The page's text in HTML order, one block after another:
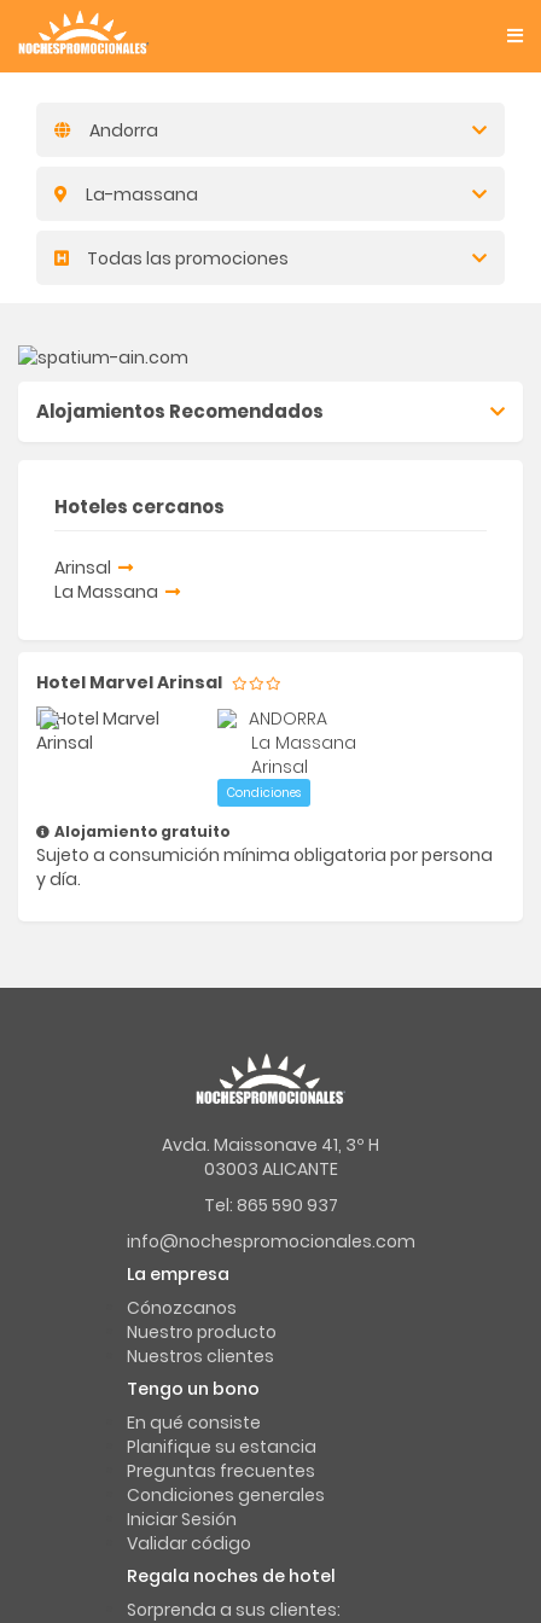
Andorra
La-massana
Todas las promociones
Alojamientos Recomendados
Hoteles cercanos
Arinsal
La Massana
Hotel Marvel Arinsal
ANDORRA
La Massana
Arinsal
Condiciones
Alojamiento gratuito
Sujeto a consumición mínima obligatoria por persona
y día.
Avda. Maissonave 41, 3º H
03003 ALICANTE
Tel: 865 590 937
info@nochespromocionales.com
La empresa
Cónozcanos
Nuestro producto
Nuestros clientes
Tengo un bono
En qué consiste
Planifique su estancia
Preguntas frecuentes
Condiciones generales
Iniciar Sesión
Validar código
Regala noches de hotel
Sorprenda a sus clientes: